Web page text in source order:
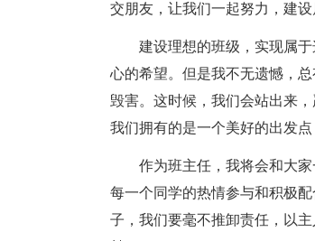
交朋友，让我们一起努力，建设
建设理想的班级，实现属
心的希望。但是我不无遗憾，
毁害。这时候，我们会站出来
我们拥有的是一个美好的出发点
作为班主任，我将会和大
每一个同学的热情参与和积极
子，我们要毫不推卸责任，以